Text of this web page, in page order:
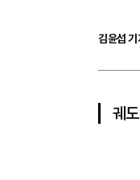
김윤섭 기
궤